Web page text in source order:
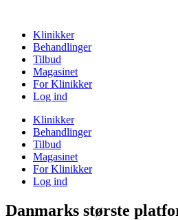
Klinikker
Behandlinger
Tilbud
Magasinet
For Klinikker
Log ind
Klinikker
Behandlinger
Tilbud
Magasinet
For Klinikker
Log ind
Danmarks største